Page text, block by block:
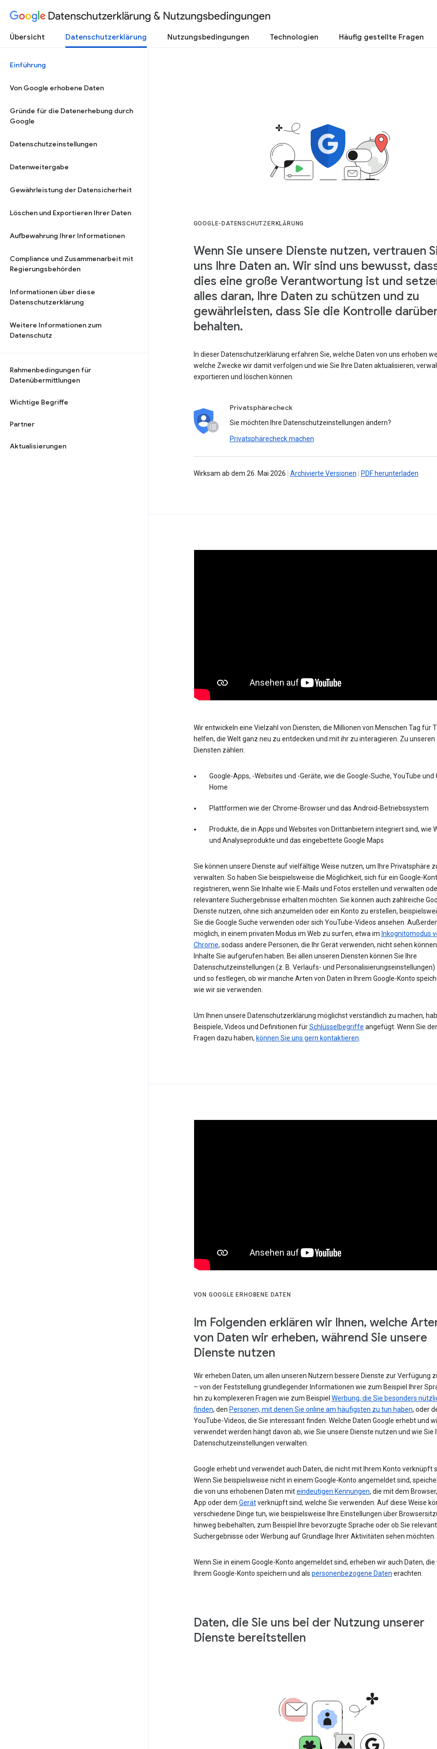
Datenschutzerklärung & Nutzungsbedingungen
Übersicht Datenschutzerklärung Nutzungsbedingungen Technologien Häufig gestellte Fragen
Einführung
Von Google erhobene Daten
Gründe für die Datenerhebung durch
Google
Datenschutzeinstellungen
Datenweitergabe
Gewährleistung der Datensicherheit
Löschen und Exportieren Ihrer Daten
Aufbewahrung Ihrer Informationen
Compliance und Zusammenarbeit mit
Regierungsbehörden
Informationen über diese
Datenschutzerklärung
Weitere Informationen zum
Datenschutz
Rahmenbedingungen für
Datenübermittlungen
Wichtige Begriffe
Partner
Aktualisierungen
GOOGLE-DATENSCHUTZERKLÄRUNG
Wenn Sie unsere Dienste nutzen, vertrauen
uns Ihre Daten an. Wir sind uns bewusst,
dies eine große Verantwortung ist und
alles daran, Ihre Daten zu schützen und zu
gewährleisten, dass Sie die Kontrolle
behalten.
In dieser Datenschutzerklärung erfahren Sie, welche Daten von uns erhoben
welche Zwecke wir damit verfolgen und wie Sie Ihre Daten aktualisieren,
exportieren und löschen können.
Privatsphärecheck
Sie möchten Ihre Datenschutzeinstellungen ändern?
Privatsphärecheck machen
Wirksam ab dem 26. Mai 2026 Archivierte Versionen PDF herunterladen
Wir entwickeln eine Vielzahl von Diensten, die Millionen von Menschen Tag für
helfen, die Welt ganz neu zu entdecken und mit ihr zu interagieren. Zu unseren
Diensten zählen:
Google-Apps, -Websites und -Geräte, wie die Google-Suche, YouTube und
Home
Plattformen wie der Chrome-Browser und das Android-Betriebssystem
Produkte, die in Apps und Websites von Drittanbietern integriert sind, wie
und Analyseprodukte und das eingebettete Google Maps
Sie können unsere Dienste auf vielfältige Weise nutzen, um Ihre Privatsphäre
verwalten. So haben Sie beispielsweise die Möglichkeit, sich für ein Google-
registrieren, wenn Sie Inhalte wie E-Mails und Fotos erstellen und verwalten
relevantere Suchergebnisse erhalten möchten. Sie können auch zahlreiche
Dienste nutzen, ohne sich anzumelden oder ein Konto zu erstellen,
Sie die Google Suche verwenden oder sich YouTube-Videos ansehen.
möglich, in einem privaten Modus im Web zu surfen, etwa im Inkognitomodus
Chrome, sodass andere Personen, die Ihr Gerät verwenden, nicht sehen
Inhalte Sie aufgerufen haben. Bei allen unseren Diensten können Sie Ihre
Datenschutzeinstellungen (z. B. Verlaufs- und Personalisierungseinstellungen)
und so festlegen, ob wir manche Arten von Daten in Ihrem Google-Konto
wie wir sie verwenden.
Um Ihnen unsere Datenschutzerklärung möglichst verständlich zu machen,
Beispiele, Videos und Definitionen fürSchlüsselbegriffe angefügt. Wenn Sie
Fragen dazu haben, können Sie uns gern kontaktieren.
VON GOOGLE ERHOBENE DATEN
Im Folgenden erklären wir Ihnen, welche
von Daten wir erheben, während Sie unsere
Dienste nutzen
Wir erheben Daten, um allen unseren Nutzern bessere Dienste zur Verfügung
– von der Feststellung grundlegender Informationen wie zum Beispiel Ihrer
hin zu komplexeren Fragen wie zum Beispiel Werbung, die Sie besonders
finden, den Personen, mit denen Sie online am häufigsten zu tun haben, oder
YouTube-Videos, die Sie interessant finden. Welche Daten Google erhebt und
verwendet werden hängt davon ab, wie Sie unsere Dienste nutzen und wie Sie
Datenschutzeinstellungen verwalten.
Google erhebt und verwendet auch Daten, die nicht mit Ihrem Konto verknüpft
Wenn Sie beispielsweise nicht in einem Google-Konto angemeldet sind,
die von uns erhobenen Daten miteindeutigen Kennungen, die mit dem
App oder dem Gerätverknüpft sind, welche Sie verwenden. Auf diese Weise
verschiedene Dinge tun, wie beispielsweise Ihre Einstellungen über
hinweg beibehalten, zum Beispiel Ihre bevorzugte Sprache oder ob Sie
Suchergebnisse oder Werbung auf Grundlage Ihrer Aktivitäten sehen möchten.
Wenn Sie in einem Google-Konto angemeldet sind, erheben wir auch Daten, die
Ihrem Google-Konto speichern und als personenbezogene Daten erachten.
Daten, die Sie uns bei der Nutzung unserer
Dienste bereitstellen